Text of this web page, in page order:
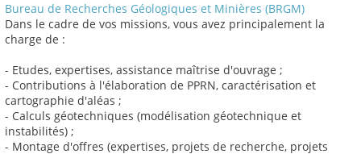
Bureau de Recherches Géologiques et Minières (BRGM)
Dans le cadre de vos missions, vous avez principalement la
charge de :
- Etudes, expertises, assistance maîtrise d'ouvrage ;
- Contributions à l'élaboration de PPRN, caractérisation et
cartographie d'aléas ;
- Calculs géotechniques (modélisation géotechnique et
instabilités) ;
- Montage d'offres (expertises, projets de recherche, projets